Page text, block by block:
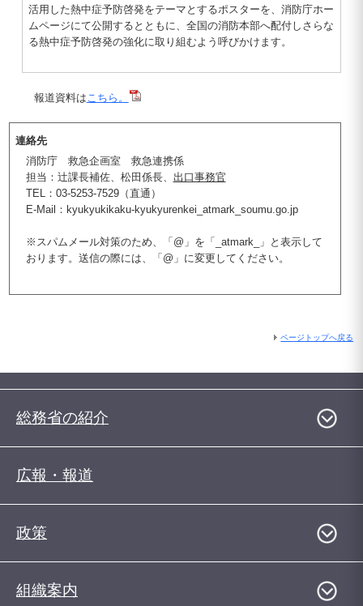
活用した熱中症予防啓発をテーマとするポスターを、消防庁ホー
ムページにて公開するとともに、全国の消防本部へ配付しさらな
る熱中症予防啓発の強化に取り組むよう呼びかけます。
報道資料はこちら。
連絡先
消防庁 救急企画室 救急連携係
担当：辻課長補佐、松田係長、 出口事務官
TEL：03-5253-7529（直通）
E-Mail：kyukyukikaku-kyukyurenkei_atmark_soumu.go.jp
※スパムメール対策のため、「@」を「_atmark_」と表示して
おります。送信の際には、「@」に変更してください。
ページトップへ戻る
総務省の紹介
広報・報道
政策
組織案内